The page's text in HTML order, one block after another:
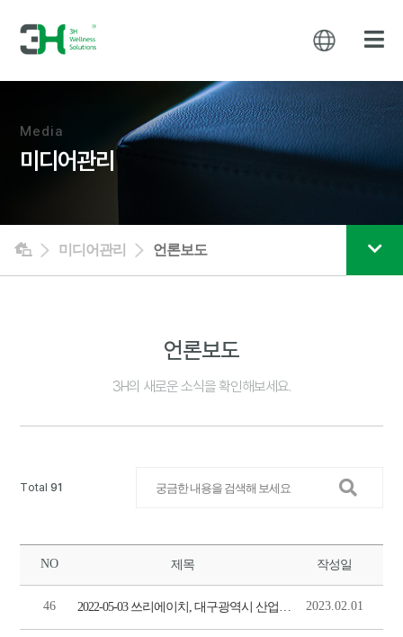
Media
미디어관리
미디어관리 언론보도
언론보도
3H의 새로운 소식을 확인해보세요.
Total91
NO 제목 작성일
46 2022-05-03 쓰리에이치, 대구광역시 산업평화대상...우수 사업장 선정 (시사뉴스) 2023.02.01